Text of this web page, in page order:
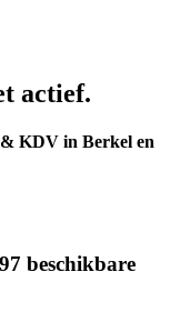
actief.
KDV in Berkel en
beschikbare